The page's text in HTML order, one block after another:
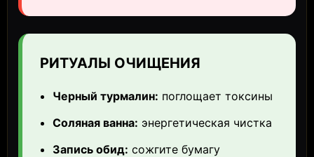
РИТУАЛЫ ОЧИЩЕНИЯ
Черный турмалин: поглощает токсины
Соляная ванна: энергетическая чистка
Запись обид: сожгите бумагу